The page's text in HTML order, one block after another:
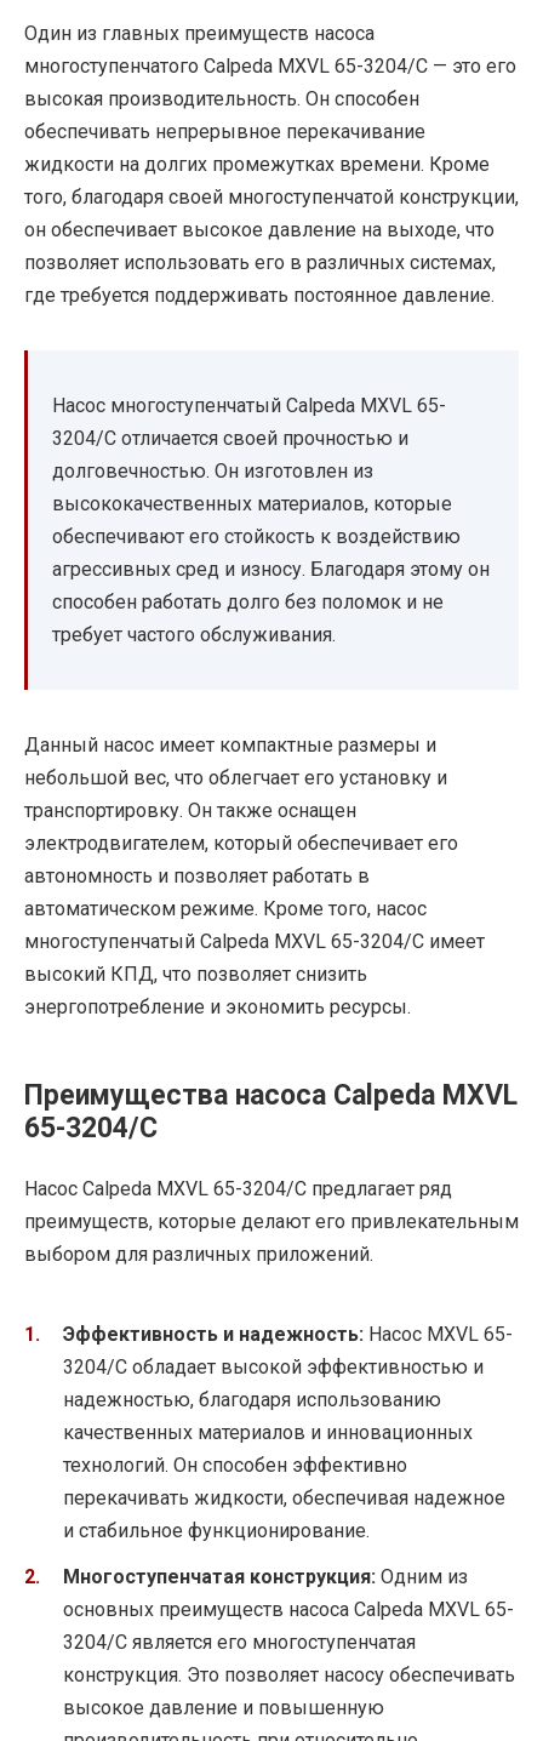
Один из главных преимуществ насоса
многоступенчатого Calpeda MXVL 65-3204/C — это его
высокая производительность. Он способен
обеспечивать непрерывное перекачивание
жидкости на долгих промежутках времени. Кроме
того, благодаря своей многоступенчатой конструкции,
он обеспечивает высокое давление на выходе, что
позволяет использовать его в различных системах,
где требуется поддерживать постоянное давление.
Насос многоступенчатый Calpeda MXVL 65-
3204/C отличается своей прочностью и
долговечностью. Он изготовлен из
высококачественных материалов, которые
обеспечивают его стойкость к воздействию
агрессивных сред и износу. Благодаря этому он
способен работать долго без поломок и не
требует частого обслуживания.
Данный насос имеет компактные размеры и
небольшой вес, что облегчает его установку и
транспортировку. Он также оснащен
электродвигателем, который обеспечивает его
автономность и позволяет работать в
автоматическом режиме. Кроме того, насос
многоступенчатый Calpeda MXVL 65-3204/C имеет
высокий КПД, что позволяет снизить
энергопотребление и экономить ресурсы.
Преимущества насоса Calpeda MXVL
65-3204/C
Насос Calpeda MXVL 65-3204/C предлагает ряд
преимуществ, которые делают его привлекательным
выбором для различных приложений.
Эффективность и надежность: Насос MXVL 65-
3204/C обладает высокой эффективностью и
надежностью, благодаря использованию
качественных материалов и инновационных
технологий. Он способен эффективно
перекачивать жидкости, обеспечивая надежное
и стабильное функционирование.
Многоступенчатая конструкция: Одним из
основных преимуществ насоса Calpeda MXVL 65-
3204/C является его многоступенчатая
конструкция. Это позволяет насосу обеспечивать
высокое давление и повышенную